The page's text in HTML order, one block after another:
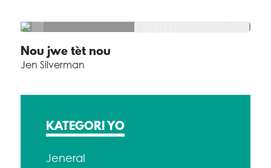
Nou jwe tèt nou
Jen Silverman
KATEGORI YO
Jeneral